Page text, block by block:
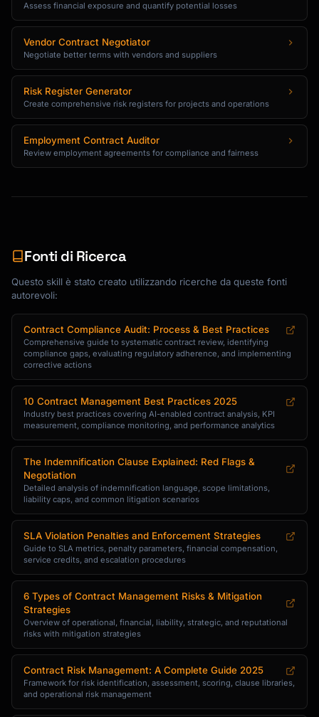
Assess financial exposure and quantify potential losses
Vendor Contract Negotiator
Negotiate better terms with vendors and suppliers
Risk Register Generator
Create comprehensive risk registers for projects and operations
Employment Contract Auditor
Review employment agreements for compliance and fairness
Fonti di Ricerca
Questo skill è stato creato utilizzando ricerche da queste fonti
autorevoli:
Contract Compliance Audit: Process & Best Practices
Comprehensive guide to systematic contract review, identifying
compliance gaps, evaluating regulatory adherence, and implementing
corrective actions
10 Contract Management Best Practices 2025
Industry best practices covering AI-enabled contract analysis, KPI
measurement, compliance monitoring, and performance analytics
The Indemnification Clause Explained: Red Flags &
Negotiation
Detailed analysis of indemnification language, scope limitations,
liability caps, and common litigation scenarios
SLA Violation Penalties and Enforcement Strategies
Guide to SLA metrics, penalty parameters, financial compensation,
service credits, and escalation procedures
6 Types of Contract Management Risks & Mitigation
Strategies
Overview of operational, financial, liability, strategic, and reputational
risks with mitigation strategies
Contract Risk Management: A Complete Guide 2025
Framework for risk identification, assessment, scoring, clause libraries,
and operational risk management